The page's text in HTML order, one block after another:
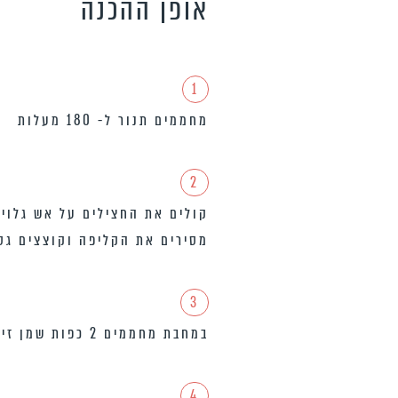
אופן ההכנה
1
מחממים תנור ל- 180 מעלות
2
מסירים את הקליפה וקוצצים
3
במחבת מחממים 2 כפות שמן זית על אש בינונית. כשהשמן חם, מוסיפים את הבצל ומטגנים במשך 5-6 דקות, עד להזהבה.